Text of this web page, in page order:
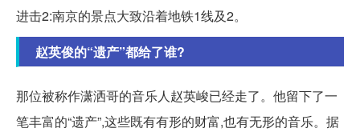
进击2:南京的景点大致沿着地铁1线及2。
赵英俊的“遗产”都给了谁?
那位被称作潇洒哥的音乐人赵英峻已经走了。他留下了一
笔丰富的“遗产”,这些既有有形的财富,也有无形的音乐。据